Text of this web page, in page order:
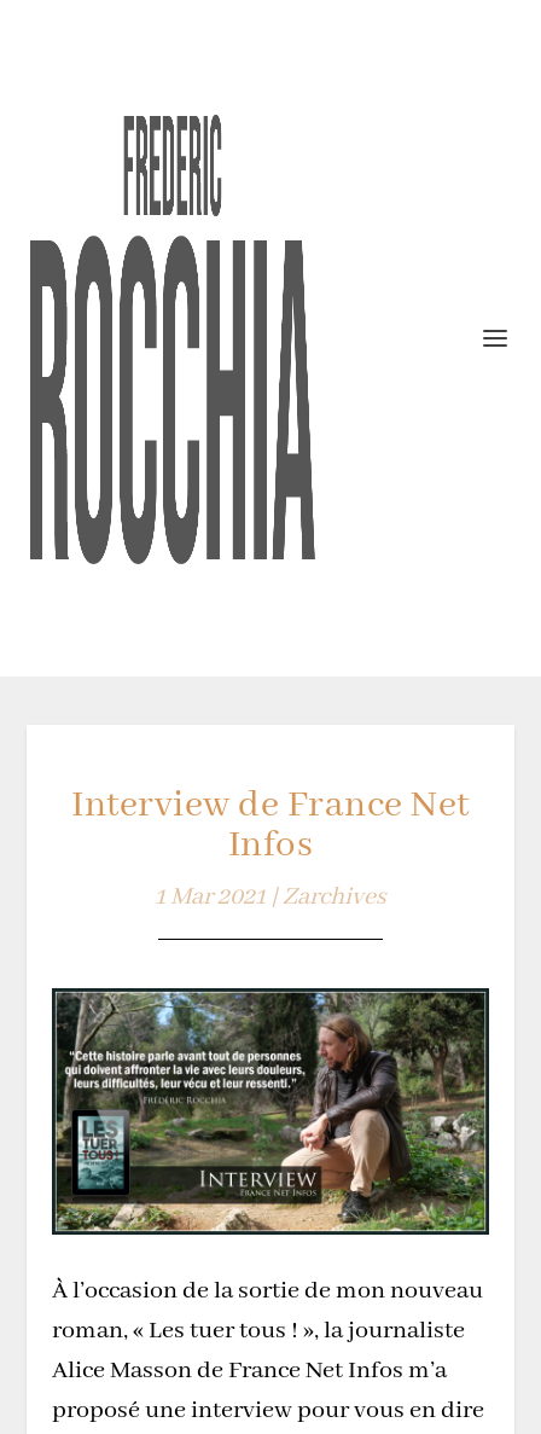
Interview de France Net
Infos
1 Mar 2021|Zarchives
À l’occasion de la sortie de mon nouveau
roman, « Les tuer tous ! », la journaliste
Alice Masson de France Net Infos m’a
proposé une interview pour vous en dire